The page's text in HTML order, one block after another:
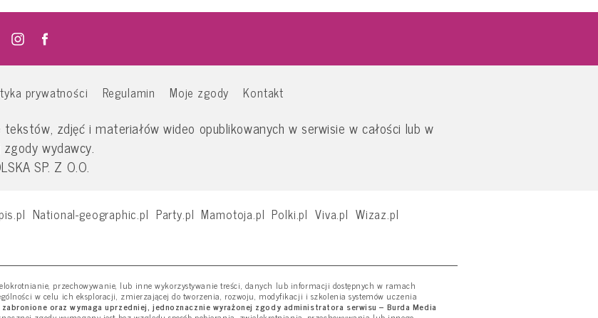
prywatności Regulamin Moje zgody Kontakt
zdjęć i materiałów wideo opublikowanych w serwisie w całości lub w
wydawcy.
SP. Z O.O.
National-geographic.pl Party.pl Mamotoja.pl Polki.pl Viva.pl Wizaz.pl
przechowywanie, lub inne wykorzystywanie treści, danych lub informacji dostępnych w ramach
w celu ich eksploracji, zmierzającej do tworzenia, rozwoju, modyfikacji i szkolenia systemów uczenia
oraz wymaga uprzedniej, jednoznacznie wyrażonej zgody administratora serwisu – Burda Media